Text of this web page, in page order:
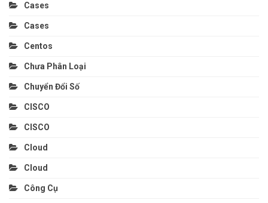
Cases
Cases
Centos
Chưa Phân Loại
Chuyển Đổi Số
CISCO
CISCO
Cloud
Cloud
Công Cụ